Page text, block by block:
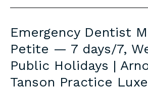
Moyeuvre-
—
7j/7,
Week-
end
Emergency Dentist
Petite — 7 days/7,
Public Holidays |
Tanson Practice